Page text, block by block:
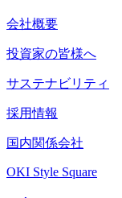
会社概要
投資家の皆様へ
サステナビリティ
採用情報
国内関係会社
OKI Style Square